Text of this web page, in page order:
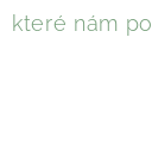
které nám